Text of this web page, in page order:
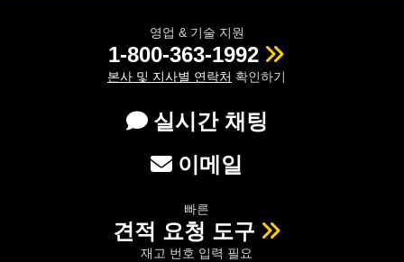
영업 & 기술 지원
1-800-363-1992
본사 및 지사별 연락처 확인하기
실시간 채팅
이메일
빠른
견적 요청 도구
재고 번호 입력 필요